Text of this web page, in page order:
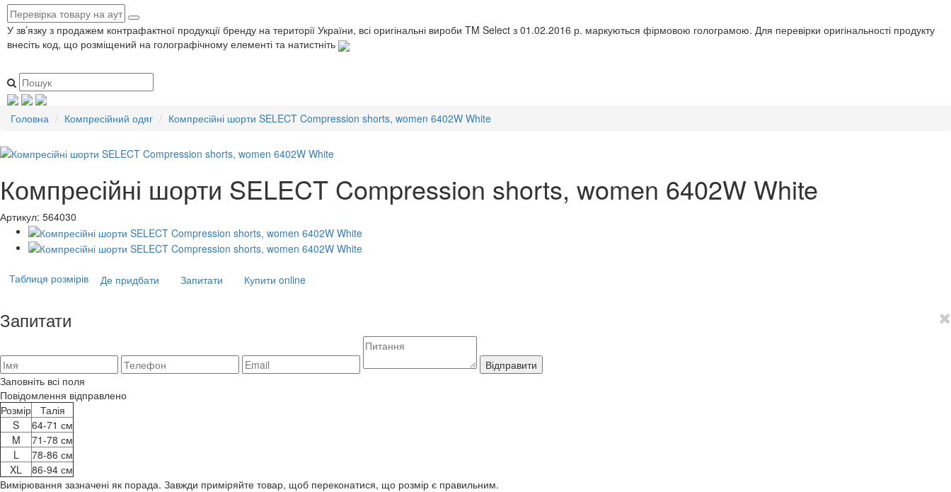
У зв’язку з продажем контрафактної продукції бренду на території України, всі оригінальні вироби TM Select з 01.02.2016 р. маркуються фірмовою голограмою. Для перевірки оригінальності продукту
внесіть код, що розміщений на голографічному елементі та натистніть
Головна Компресійний одяг Компресійні шорти SELECT Compression shorts, women 6402W White
Компресійні шорти SELECT Compression shorts, women 6402W White
Артикул: 564030
Таблиця розмірів Де придбати Запитати Купити online
Запитати
Відправити
Заповніть всі поля
Повідомлення відправлено
Розмір
Талія
S
64-71 см
M
71-78 см
L
78-86 см
XL
86-94 см
Вимірювання зазначені як порада. Завжди приміряйте товар, щоб переконатися, що розмір є правильним.